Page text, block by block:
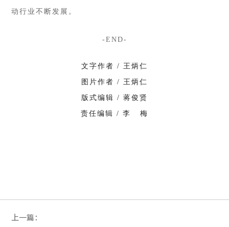
动行业不断发展。
-END-
文字作者 / 王炳仁
图片作者 / 王炳仁
版式编辑 / 蒋俊贤
责任编辑 / 李 梅
上一篇：